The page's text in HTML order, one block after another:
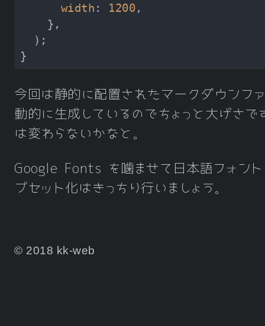
width : 1200
今回は静的に配置されたマークダウンフ
動的に生成しているのでちょっと大げさ
は変わらないかなと。
Google Fonts を噛ませて日本語フォント
ブセット化はきっちり行いましょう。
© 2018 kk-web